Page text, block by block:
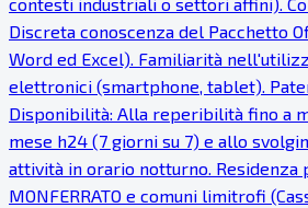
contesti industriali o settori affini).
Discreta conoscenza del Pacchetto
Word ed Excel). Familiarità
elettronici (smartphone, tablet).
Disponibilità: Alla reperibilità fino a
mese h24 (7 giorni su 7) e allo
attività in orario notturno. Residenza
MONFERRATO e comuni limitrofi